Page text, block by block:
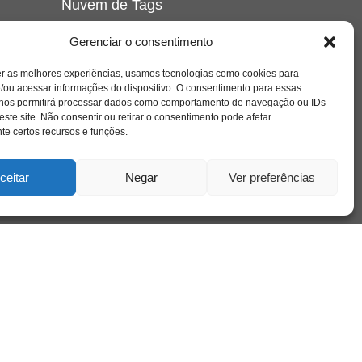
Gerenciar o consentimento
as melhores experiências, usamos tecnologias como cookies para
ou acessar informações do dispositivo. O consentimento para essas
permitirá processar dados como comportamento de navegação ou IDs
site. Não consentir ou retirar o consentimento pode afetar
certos recursos e funções.
Negar Ver preferências
Nuvem de Tags
crianca cuidado cultura depressao
educação família filme
freud infância insight jung liberdade livro
loucura luto maternidade
psicologia relato